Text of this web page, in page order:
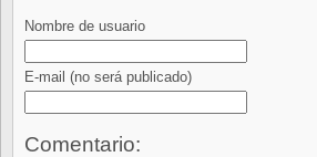
Nombre de usuario
E-mail (no será publicado)
Comentario: